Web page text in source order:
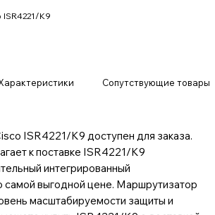
K9
Сопутствующие товары
ISR4221/K9 доступен для заказа.
к поставке ISR4221/K9
интегрированный
самой выгодной цене. Маршрутизатор
масштабируемости защиты и